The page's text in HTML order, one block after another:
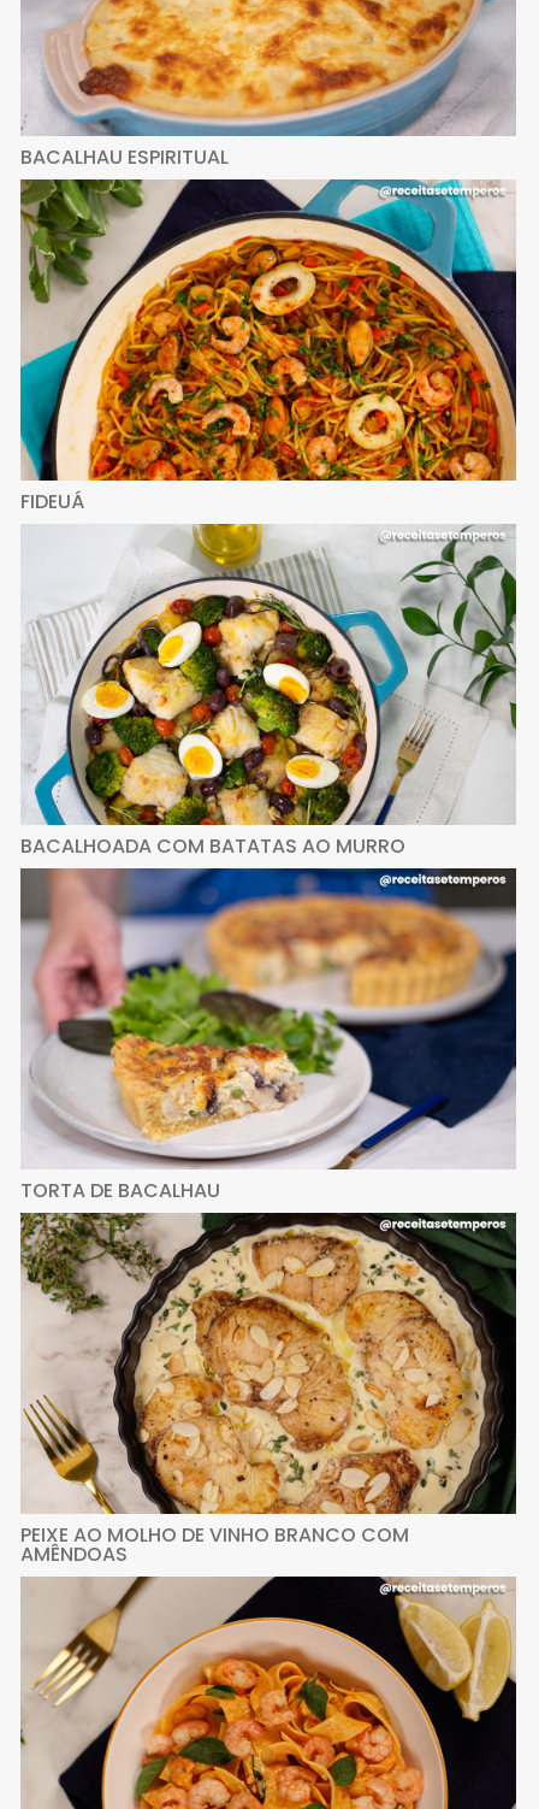
BACALHAU ESPIRITUAL
FIDEUÁ
BACALHOADA COM BATATAS AO MURRO
TORTA DE BACALHAU
PEIXE AO MOLHO DE VINHO BRANCO COM
AMÊNDOAS